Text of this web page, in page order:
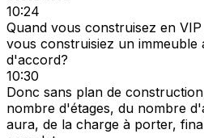
10:24
Quand vous construisez en
vous construisiez un immeuble
d'accord?
10:30
Donc sans plan de
nombre d'étages, du nombre
aura, de la charge à porter,